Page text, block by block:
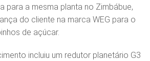
para a mesma planta no Zimbábue,
do cliente na marca WEG para o
de açúcar.
incluiu um redutor planetário G3